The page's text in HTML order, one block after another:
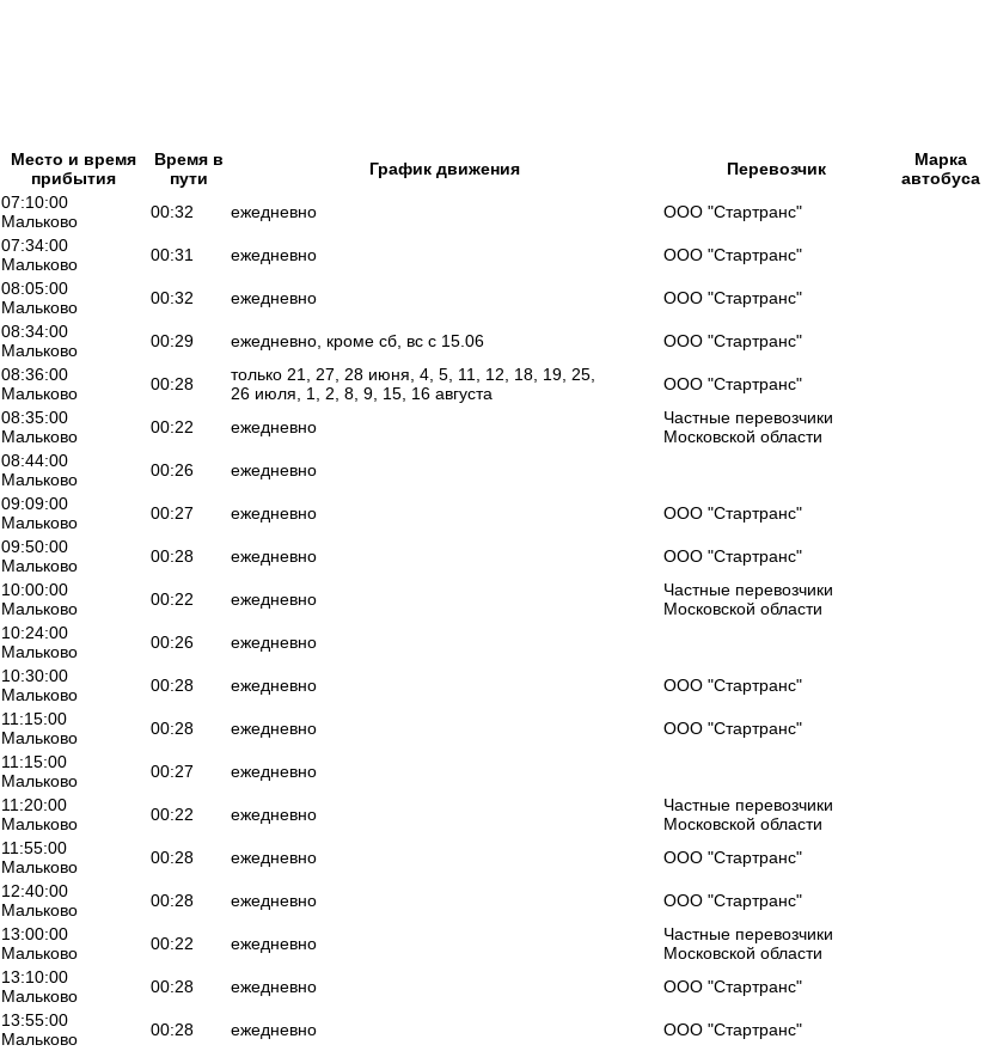
Место и время
прибытия
Время в
пути
График движения Перевозчик
Марка
автобуса
07:10:00
Мальково
00:32 ежедневно ООО "Стартранс"
07:34:00
Мальково
00:31 ежедневно ООО "Стартранс"
08:05:00
Мальково
00:32 ежедневно ООО "Стартранс"
08:34:00
Мальково
00:29 ежедневно, кроме сб, вс с 15.06 ООО "Стартранс"
08:36:00
Мальково
00:28
только 21, 27, 28 июня, 4, 5, 11, 12, 18, 19, 25,
26 июля, 1, 2, 8, 9, 15, 16 августа
ООО "Стартранс"
08:35:00
Мальково
00:22 ежедневно
Частные перевозчики
Московской области
08:44:00
Мальково
00:26 ежедневно
09:09:00
Мальково
00:27 ежедневно ООО "Стартранс"
09:50:00
Мальково
00:28 ежедневно ООО "Стартранс"
10:00:00
Мальково
00:22 ежедневно
Частные перевозчики
Московской области
10:24:00
Мальково
00:26 ежедневно
10:30:00
Мальково
00:28 ежедневно ООО "Стартранс"
11:15:00
Мальково
00:28 ежедневно
ООО "Стартранс"
11:15:00
Мальково
00:27 ежедневно
11:20:00
Мальково
00:22 ежедневно
Частные перевозчики
Московской области
11:55:00
Мальково
00:28 ежедневно ООО "Стартранс"
12:40:00
Мальково
00:28 ежедневно ООО "Стартранс"
13:00:00
Мальково
00:22 ежедневно
Частные перевозчики
Московской области
13:10:00
Мальково
00:28 ежедневно ООО "Стартранс"
13:55:00
Мальково
00:28 ежедневно ООО "Стартранс"